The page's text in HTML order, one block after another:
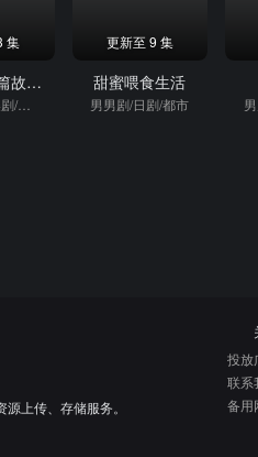
集
名校风暴短篇故事：萨缪尔与奥马尔
男男剧/欧美剧/偶像
更新至 9 集
甜蜜喂食生活
男男剧/日剧/都市
上传、存储服务。
投放
联系
备用